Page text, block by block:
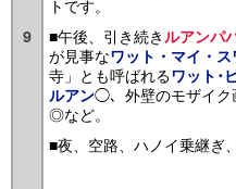
9
トです。
■午後、引き続き ルアンパ
が見事なワット・マイ・
寺」とも呼ばれるワット･
ルアン◯、外壁のモザイク
◎など。
■夜、空路、ハノイ乗継ぎ